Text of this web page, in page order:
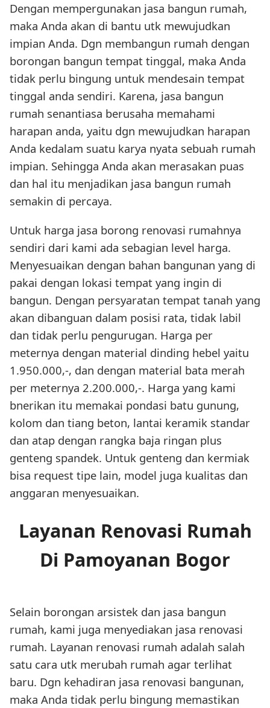
Dengan mempergunakan jasa bangun rumah,
maka Anda akan di bantu utk mewujudkan
impian Anda. Dgn membangun rumah dengan
borongan bangun tempat tinggal, maka Anda
tidak perlu bingung untuk mendesain tempat
tinggal anda sendiri. Karena, jasa bangun
rumah senantiasa berusaha memahami
harapan anda, yaitu dgn mewujudkan harapan
Anda kedalam suatu karya nyata sebuah rumah
impian. Sehingga Anda akan merasakan puas
dan hal itu menjadikan jasa bangun rumah
semakin di percaya.
Untuk harga jasa borong renovasi rumahnya
sendiri dari kami ada sebagian level harga.
Menyesuaikan dengan bahan bangunan yang di
pakai dengan lokasi tempat yang ingin di
bangun. Dengan persyaratan tempat tanah yang
akan dibanguan dalam posisi rata, tidak labil
dan tidak perlu pengurugan. Harga per
meternya dengan material dinding hebel yaitu
1.950.000,-, dan dengan material bata merah
per meternya 2.200.000,-. Harga yang kami
bnerikan itu memakai pondasi batu gunung,
kolom dan tiang beton, lantai keramik standar
dan atap dengan rangka baja ringan plus
genteng spandek. Untuk genteng dan kermiak
bisa request tipe lain, model juga kualitas dan
anggaran menyesuaikan.
Layanan Renovasi Rumah
Di Pamoyanan Bogor
Selain borongan arsistek dan jasa bangun
rumah, kami juga menyediakan jasa renovasi
rumah. Layanan renovasi rumah adalah salah
satu cara utk merubah rumah agar terlihat
baru. Dgn kehadiran jasa renovasi bangunan,
maka Anda tidak perlu bingung memastikan